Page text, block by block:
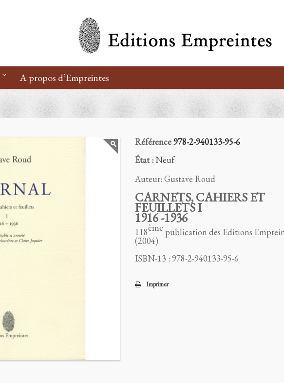
A propos d’Empreintes
Référence978-2-940133-95-6
État :Neuf
Auteur: Gustave Roud
CARNETS, CAHIERS ET
FEUILLETS I
1916 -1936
118ème publication des Editions
(2004).
ISBN-13 : 978-2-940133-95-6
Imprimer